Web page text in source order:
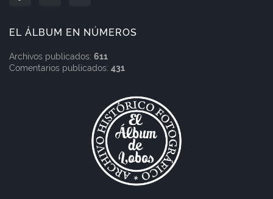
EL ÁLBUM EN NÚMEROS
Archivos publicados: 611
Comentarios publicados: 431